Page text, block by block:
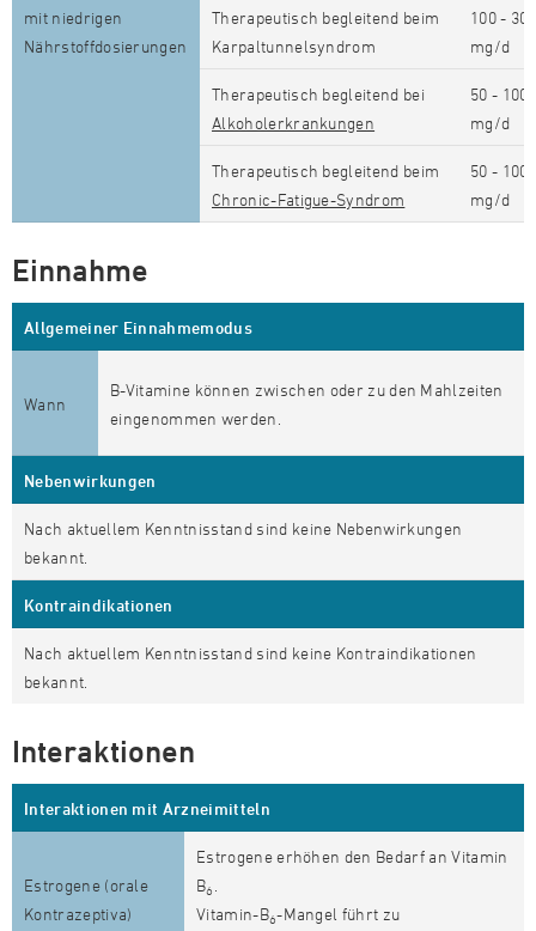
mit niedrigen
Nährstoffdosierungen
Therapeutisch begleitend beim
Karpaltunnelsyndrom
100 - 300
mg/d
Therapeutisch begleitend bei
Alkoholerkrankungen
50 - 100
mg/d
Therapeutisch begleitend beim
Chronic-Fatigue-Syndrom
50 - 100
mg/d
Einnahme
Allgemeiner Einnahmemodus
Wann
B-Vitamine können zwischen oder zu den Mahlzeiten
eingenommen werden.
Nebenwirkungen
Nach aktuellem Kenntnisstand sind keine Nebenwirkungen
bekannt.
Kontraindikationen
Nach aktuellem Kenntnisstand sind keine Kontraindikationen
bekannt.
Interaktionen
Interaktionen mit Arzneimitteln
Estrogene (orale
Kontrazeptiva)
Estrogene erhöhen den Bedarf an Vitamin
B6
Vitamin-B6-Mangel führt zu